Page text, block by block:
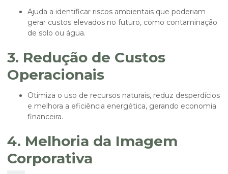
Ajuda a identificar riscos ambientais que poderiam
gerar custos elevados no futuro, como contaminação
de solo ou água.
3. Redução de Custos
Operacionais
Otimiza o uso de recursos naturais, reduz desperdícios
e melhora a eficiência energética, gerando economia
financeira.
4. Melhoria da Imagem
Corporativa